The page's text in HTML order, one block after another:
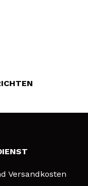
Versandkosten